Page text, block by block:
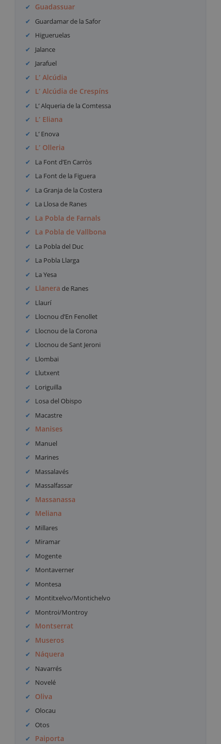
Guadassuar
Guardamar de la Safor
Higueruelas
Jalance
Jarafuel
L’ Alcúdia
L’ Alcúdia de Crespíns
L’ Alqueria de la Comtessa
L’ Eliana
L’ Enova
L’ Olleria
La Font d’En Carròs
La Font de la Figuera
La Granja de la Costera
La Llosa de Ranes
La Pobla de Farnals
La Pobla de Vallbona
La Pobla del Duc
La Pobla Llarga
La Yesa
Llanera de Ranes
Llaurí
Llocnou d’En Fenollet
Llocnou de la Corona
Llocnou de Sant Jeroni
Llombai
Llutxent
Loriguilla
Losa del Obispo
Macastre
Manises
Manuel
Marines
Massalavés
Massalfassar
Massanassa
Meliana
Millares
Miramar
Mogente
Montaverner
Montesa
Montitxelvo/Montichelvo
Montroi/Montroy
Montserrat
Museros
Náquera
Navarrés
Novelé
Oliva
Olocau
Otos
Paiporta